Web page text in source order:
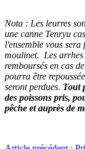
Nota : Les leurres
une canne Tenryu
l'ensemble vous
moulinet. Les
remboursés en cas
pourra être
seront perdues. Tout
des poissons pris,
pêche et auprès de